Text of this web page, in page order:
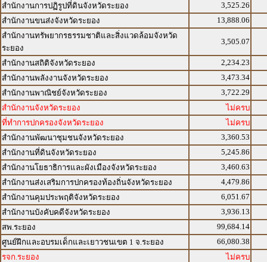
สำนักงานการปฏิรูปที่ดินจังหวัดระยอง
3,525.26
สำนักงานขนส่งจังหวัดระยอง
13,888.06
สำนักงานทรัพยากรธรรมชาติและสิ่งแวดล้อมจังหวัด
ระยอง
3,505.07
สำนักงานสถิติจังหวัดระยอง
2,234.23
สำนักงานพลังงานจังหวัดระยอง
3,473.34
สำนักงานพาณิชย์จังหวัดระยอง
3,722.29
สำนักงานจังหวัดระยอง
ไม่ครบ
ที่ทำการปกครองจังหวัดระยอง
ไม่ครบ
สำนักงานพัฒนาชุมชนจังหวัดระยอง
3,360.53
สำนักงานที่ดินจังหวัดระยอง
5,245.86
สำนักงานโยธาธิการและผังเมืองจังหวัดระยอง
3,460.63
สำนักงานส่งเสริมการปกครองท้องถิ่นจังหวัดระยอง
4,479.86
สำนักงานคุมประพฤติจังหวัดระยอง
6,051.67
สำนักงานบังคับคดีจังหวัดระยอง
3,936.13
สพ.ระยอง
99,684.14
ศูนย์ฝึกและอบรมเด็กและเยาวชนเขต 1 จ.ระยอง
66,080.38
รจก.ระยอง
ไม่ครบ